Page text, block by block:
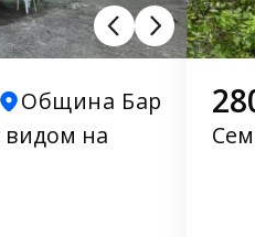
Община Бар
видом на